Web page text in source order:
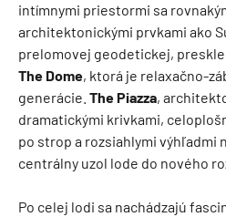
intímnymi priestormi sa
architektonickými prvkami ako
prelomovej geodetickej,
The Dome, ktorá je relaxačno-
generácie. The Piazza,
dramatickými krivkami,
po strop a rozsiahlymi výhľadmi
centrálny uzol lode do nového
Po celej lodi sa nachádzajú